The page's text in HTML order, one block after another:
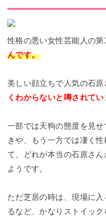
性格の悪い女性芸能人の第
んです。
美しい顔立ちで人気の石
くわからないと噂されてい
一部では天狗の態度を見
きや、もう一方では凄く
て、どれが本当の石原さ
ようです。
ただ芝居の時は、現場に
るなど、かなりストイック